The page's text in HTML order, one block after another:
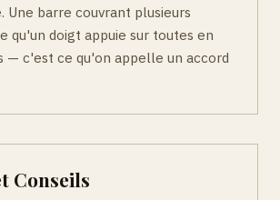
Une barre couvrant plusieurs
qu'un doigt appuie sur toutes en
— c'est ce qu'on appelle un accord
Conseils